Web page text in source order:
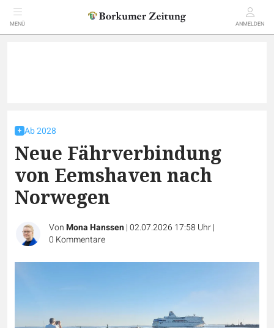
MENÜ ANMELDEN
Ab 2028
Neue Fährverbindung
von Eemshaven nach
Norwegen
VonMona Hanssen|02.07.2026 17:58 Uhr|
0 Kommentare